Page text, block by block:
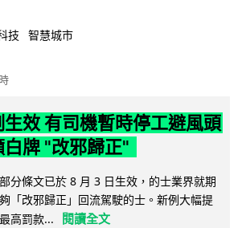
技 智慧城市
效 有司機暫時停工避風頭
白牌 "改邪歸正"
分條文已於 8 月 3 日生效，的士業界就期
「改邪歸正」回流駕駛的士。新例大幅提
高罰款...
閱讀全文